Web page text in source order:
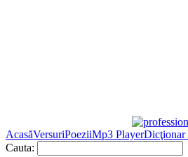
AcasăVersuriPoeziiMp3 PlayerDicţionar
Cauta: